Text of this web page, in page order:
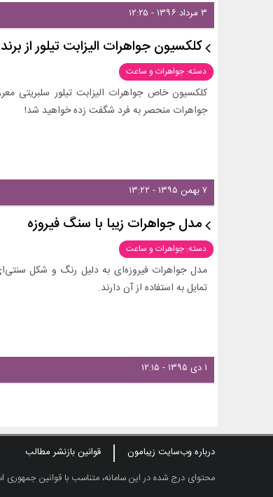
۳ مرداد ۱۳۹۶ - ۱۲:۲۵
کلکسیون جواهرات الیزابت تیلور از
دسته: جواهرات و ساعت
کلکسیون خاص جواهرات الیزابت تیلور سلبریتی
جواهرات منحصر به فرد شگفت زده خواهید شد!
۷ بهمن ۱۳۹۵ - ۱۳:۲۲
مدل جواهرات زیبا با سنگ فیروزه
دسته: جواهرات و ساعت
مدل جواهرات فیروزه‌ای به دلیل رنگ و شکل
تمایل به استفاده از آن دارند.
۱ دی ۱۳۹۵ - ۱۲:۱۵
درباره وب‌سایت زیبامون
قوانین بازنشر مطالب
محتوای درج شده در این سامانه، متناسب با قوانین جمهوری